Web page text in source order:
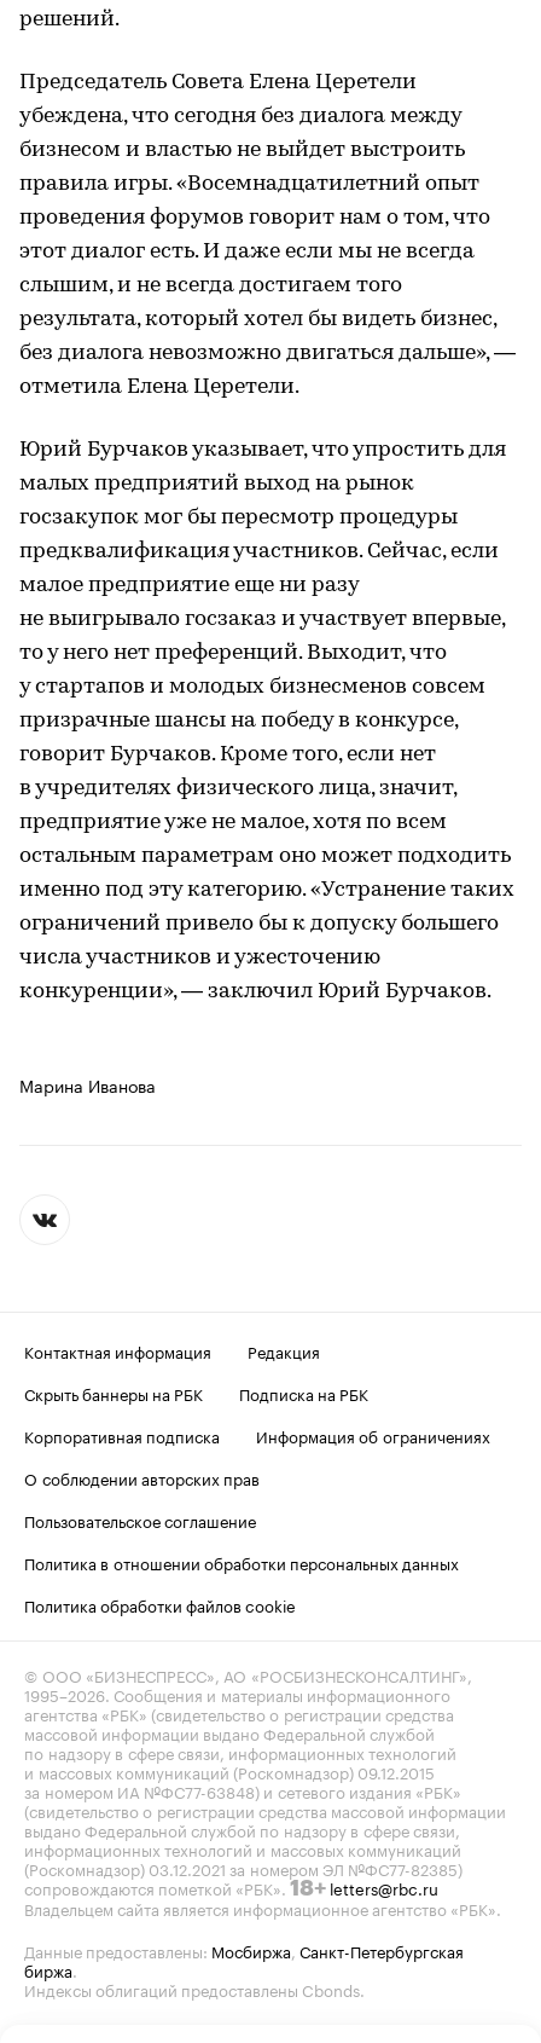
решений.
Председатель Совета Елена Церетели
убеждена, что сегодня без диалога между
бизнесом и властью не выйдет выстроить
правила игры. «Восемнадцатилетний опыт
проведения форумов говорит нам о том, что
этот диалог есть. И даже если мы не всегда
слышим, и не всегда достигаем того
результата, который хотел бы видеть бизнес,
без диалога невозможно двигаться дальше», —
отметила Елена Церетели.
Юрий Бурчаков указывает, что упростить для
малых предприятий выход на рынок
госзакупок мог бы пересмотр процедуры
предквалификация участников. Сейчас, если
малое предприятие еще ни разу
не выигрывало госзаказ и участвует впервые,
то у него нет преференций. Выходит, что
у стартапов и молодых бизнесменов совсем
призрачные шансы на победу в конкурсе,
говорит Бурчаков. Кроме того, если нет
в учредителях физического лица, значит,
предприятие уже не малое, хотя по всем
остальным параметрам оно может подходить
именно под эту категорию. «Устранение таких
ограничений привело бы к допуску большего
числа участников и ужесточению
конкуренции», — заключил Юрий Бурчаков.
Марина Иванова
Контактная информация
Редакция
Скрыть баннеры на РБК
Подписка на РБК
Корпоративная подписка
Информация об ограничениях
О соблюдении авторских прав
Пользовательское соглашение
Политика в отношении обработки персональных данных
Политика обработки файлов cookie
© ООО «БИЗНЕСПРЕСС», АО «РОСБИЗНЕСКОНСАЛТИНГ»,
1995–2026. Сообщения и материалы информационного
агентства «РБК» (свидетельство о регистрации средства
массовой информации выдано Федеральной службой
по надзору в сфере связи, информационных технологий
и массовых коммуникаций (Роскомнадзор) 09.12.2015
за номером ИА №ФС77-63848) и сетевого издания «РБК»
(свидетельство о регистрации средства массовой информации
выдано Федеральной службой по надзору в сфере связи,
информационных технологий и массовых коммуникаций
(Роскомнадзор) 03.12.2021 за номером ЭЛ №ФС77-82385)
сопровождаются пометкой «РБК». 18+ letters@rbc.ru
Владельцем сайта является информационное агентство «РБК».
Данные предоставлены: Мосбиржа, Санкт-Петербургская
биржа.
Индексы облигаций предоставлены Cbonds.